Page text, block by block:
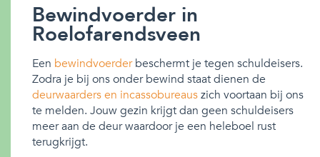
Bewindvoerder in
Roelofarendsveen
Een bewindvoerderbeschermt je tegen schuldeisers.
Zodra je bij ons onder bewind staat dienen de
deurwaarders en incassobureauszich voortaan bij ons
te melden. Jouw gezin krijgt dan geen schuldeisers
meer aan de deur waardoor je een heleboel rust
terugkrijgt.